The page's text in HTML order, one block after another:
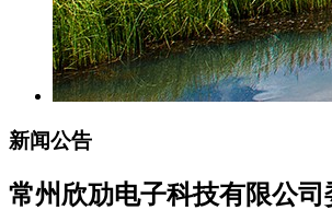
新闻公告
常州欣劢电子科技有限公